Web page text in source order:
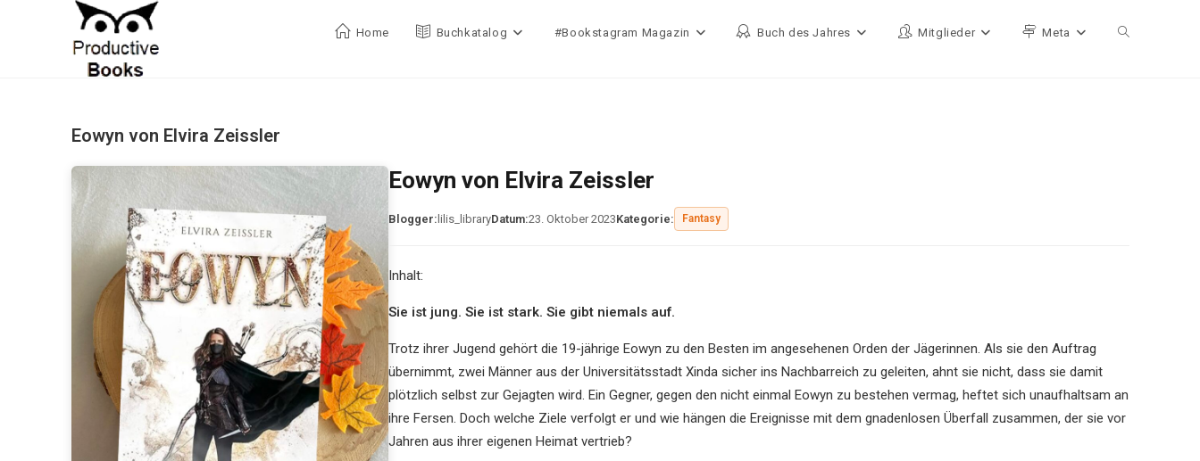
Home Buchkatalog #Bookstagram Magazin Buch des Jahres Mitglieder Meta Website-
Eowyn von Elvira Zeissler
Eowyn von Elvira Zeissler
Blogger: lilis_libraryDatum:23. Oktober 2023Kategorie: Fantasy
Inhalt:
Sie ist jung. Sie ist stark. Sie gibt niemals auf.
Trotz ihrer Jugend gehört die 19-jährige Eowyn zu den Besten im angesehenen Orden der Jägerinnen. Als sie den Auftrag
übernimmt, zwei Männer aus der Universitätsstadt Xinda sicher ins Nachbarreich zu geleiten, ahnt sie nicht, dass sie damit
plötzlich selbst zur Gejagten wird. Ein Gegner, gegen den nicht einmal Eowyn zu bestehen vermag, heftet sich unaufhaltsam an
ihre Fersen. Doch welche Ziele verfolgt er und wie hängen die Ereignisse mit dem gnadenlosen Überfall zusammen, der sie vor
Jahren aus ihrer eigenen Heimat vertrieb?